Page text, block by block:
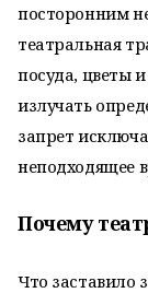
посторонним
театральная
посуда, цветы
излучать
запрет
неподходящее
Почему
Что заставило